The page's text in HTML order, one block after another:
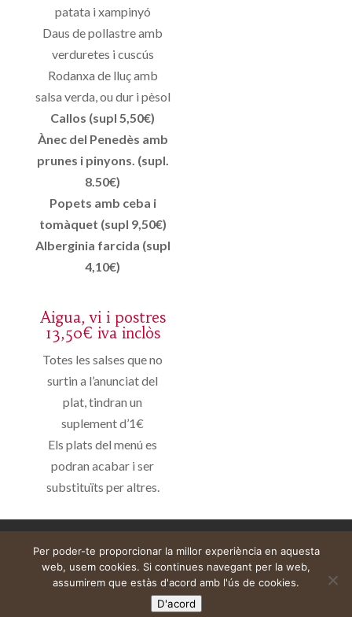
patata i xampinyó
Daus de pollastre amb
verduretes i cuscús
Rodanxa de lluç amb
salsa verda, ou dur i pèsol
Callos (supl 5,50€)
Ànec del Penedès amb
prunes i pinyons. (supl.
8.50€)
Popets amb ceba i
tomàquet (supl 9,50€)
Alberginia farcida (supl
4,10€)
Aigua, vi i postres
13,50€ iva inclòs
Totes les salses que no
surtin a l’anunciat del
plat, tindran un
suplement d’1€
Els plats del menú es
podran acabar i ser
substituïts per altres.
Web construïda perDeMomentSomTres
Per poder-te proporcionar la millor experiència en aquesta
web, usem cookies. Si continues navegant per la web,
assumirem que estàs d'acord amb l'ús de cookies.
D'acord